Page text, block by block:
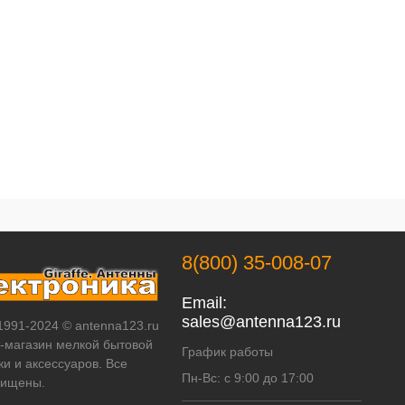
2024 © antenna123.ru
магазин мелкой бытовой
и аксессуаров. Все
8(800) 35-008-07
Email:
sales@antenna123.ru
График работы
Пн-Вс: с 9:00 до 17:00